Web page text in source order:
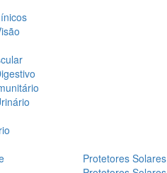
Protetores Solares